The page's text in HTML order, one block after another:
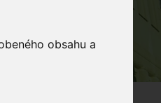
obsahu a